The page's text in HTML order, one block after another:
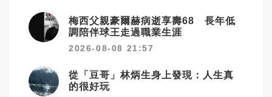
梅西父親豪爾赫病逝享壽68 長年低
調陪伴球王走過職業生涯
2026-08-08 21:57
從「豆哥」林炳生身上發現：人生真
的很好玩